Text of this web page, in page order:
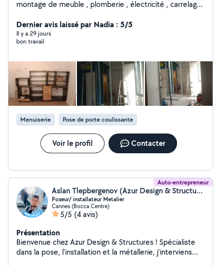
montage de meuble , plomberie , électricité , carrelage
cuisine, store et volet roulant porte de garage et
d'autres interventions. Ayant été directeur technique de
palace pendant plusieurs années , j intervient sur toutes
propre et ponctuel
Dernier avis laissé par Nadia : 5/5
Il y a 29 jours
bon travail
Menuiserie Pose de porte coulissante
Voir le profil Contacter
Auto-entrepreneur
Aslan Tlepbergenov (Azur Design & Structures)
Poseur/ installateur Metalier
Cannes (Bocca Centre)
5/5 (4 avis)
Présentation
Bienvenue chez Azur Design & Structures ! Spécialiste
dans la pose, l'installation et la métallerie, j'interviens